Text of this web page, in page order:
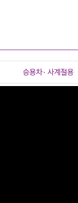
승용차· 사계절용